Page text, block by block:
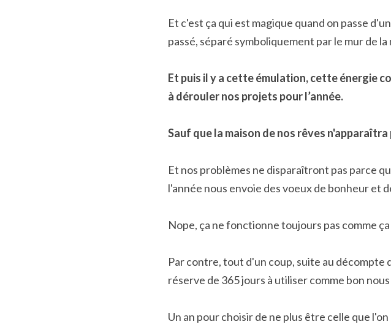
Et c'est ça qui est magique quand on passe
passé, séparé symboliquement par le mur de
Et puis il y a cette émulation, cette énergie
à dérouler nos projets pour l’année.
Sauf que la maison de nos rêves
Et nos problèmes ne disparaîtront pas parce
l'année nous envoie des voeux de bonheur et
Nope, ça ne fonctionne toujours pas comme ça
Par contre, tout d'un coup, suite au décompte
réserve de 365 jours à utiliser comme bon
Un an pour choisir de ne plus être celle que